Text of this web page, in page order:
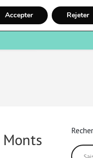
Santé
Accepter Rejeter